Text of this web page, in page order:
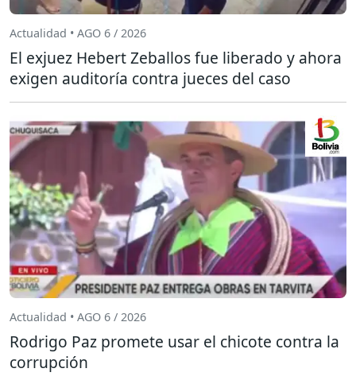
Actualidad • AGO 6 / 2026
El exjuez Hebert Zeballos fue liberado y ahora
exigen auditoría contra jueces del caso
Actualidad • AGO 6 / 2026
Rodrigo Paz promete usar el chicote contra la
corrupción